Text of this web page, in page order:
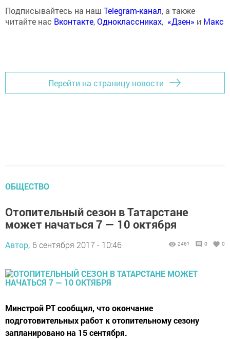
Подписывайтесь на наш Telegram-канал, а также
читайте нас Вконтакте,Одноклассниках, «Дзен» и Макс
Перейти на страницу новости
ОБЩЕСТВО
Отопительный сезон в Татарстане
может начаться 7 — 10 октября
Автор, 6 сентября 2017 - 10:46 2461 0 0
Минстрой РТ сообщил, что окончание
подготовительных работ к отопительному сезону
запланировано на 15 сентября.